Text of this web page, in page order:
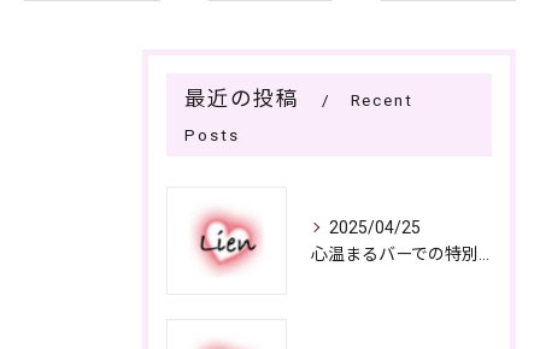
最近の投稿
Recent
Posts
2025/04/25